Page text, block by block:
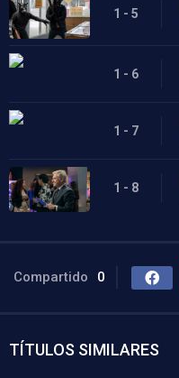
1 - 5
1 - 6
1 - 7
1 - 8
Compartido 0
TÍTULOS SIMILARES